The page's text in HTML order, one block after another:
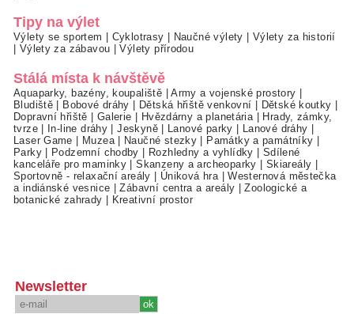
Tipy na výlet
Výlety se sportem Cyklotrasy Naučné výlety
Výlety za historií
Výlety za zábavou |Výlety přírodou
Stálá místa k návštěvě
Aquaparky, bazény, koupaliště |Army a vojenské prostory
Bludiště
Bobové dráhy Dětská hřiště venkovní Dětské koutky
Dopravní hřiště
Galerie Hvězdárny a planetária|
Hrady, zámky,
tvrze| In-line dráhy |Jeskyně| Lanové parky Lanové dráhy
Laser Game
Muzea| Naučné stezky Památky a památníky
Parky| Podzemní chodby Rozhledny a vyhlídky
Sdílené
kanceláře pro maminky |Skanzeny a archeoparky Skiareály
Sportovně - relaxační areály
Úniková hra|Westernová městečka
a indiánské vesnice |Zábavní centra a areály |Zoologické a
botanické zahrady
Kreativní prostor
Newsletter